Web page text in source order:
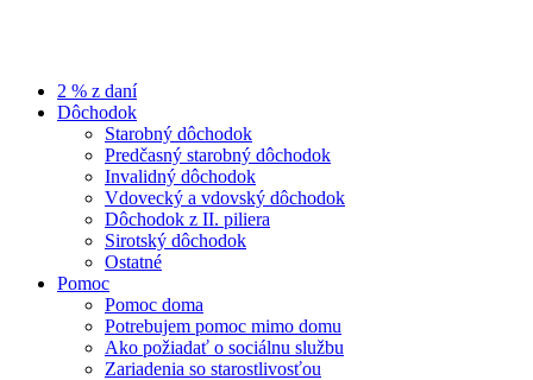
2 % z daní
Dôchodok
Starobný dôchodok
Predčasný starobný dôchodok
Invalidný dôchodok
Vdovecký a vdovský dôchodok
Dôchodok z II. piliera
Sirotský dôchodok
Ostatné
Pomoc
Pomoc doma
Potrebujem pomoc mimo domu
Ako požiadať o sociálnu službu
Zariadenia so starostlivosťou